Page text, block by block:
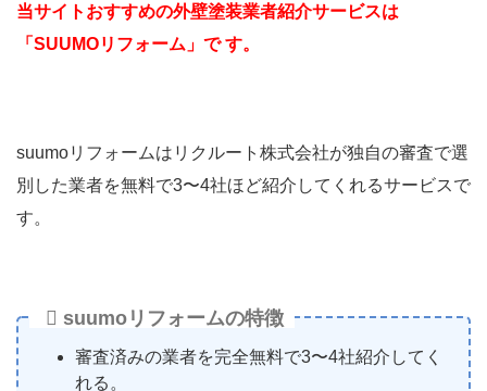
当サイトおすすめの外壁塗装業者紹介サービスは
「SUUMOリフォーム」で す。
suumoリフォームはリクルート株式会社が独自の審査で選
別した業者を無料で3〜4社ほど紹介してくれるサービスで
す。
suumoリフォームの特徴
審査済みの業者を完全無料で3〜4社紹介してく
れる。